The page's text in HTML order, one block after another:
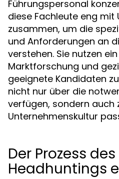
Führungspersonal
diese Fachleute eng mit
zusammen, um die
und Anforderungen an
verstehen. Sie nutzen
Marktforschung und
geeignete Kandidaten
nicht nur über die
verfügen, sondern auch
Unternehmenskultur
Der Prozess des
Headhuntings